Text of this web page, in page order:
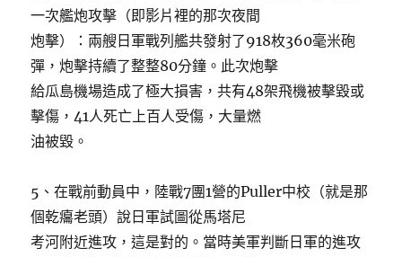
一次艦炮攻擊（即影片裡的那次夜間
炮擊）：兩艘日軍戰列艦共發射了918枚360毫米砲
彈，炮擊持續了整整80分鐘。此次炮擊
給瓜島機場造成了極大損害，共有48架飛機被擊毀或
擊傷，41人死亡上百人受傷，大量燃
油被毀。
5、在戰前動員中，陸戰7團1營的Puller中校（就是那
個乾癟老頭）說日軍試圖從馬塔尼
考河附近進攻，這是對的。當時美軍判斷日軍的進攻